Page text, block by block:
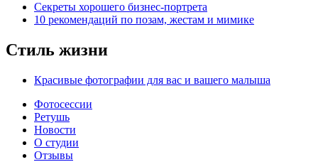
Секреты хорошего бизнес-портрета
10 рекомендаций по позам, жестам и мимике
Стиль жизни
Красивые фотографии для вас и вашего малыша
Фотосессии
Ретушь
Новости
О студии
Отзывы